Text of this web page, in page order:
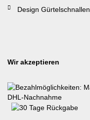
Design Gürtelschnallen
Wir akzeptieren